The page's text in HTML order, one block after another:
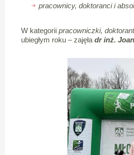
pracownicy, doktoranci i
W kategorii pracowniczki,
ubiegłym roku – zajęła dr inż.